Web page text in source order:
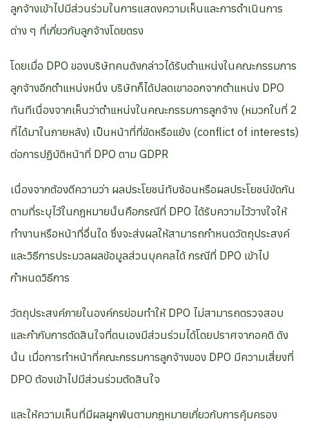
ลูกจ้างเข้าไปมีส่วนร่วมในการแสดงความเห็นและการดำเนินการ
ต่าง ๆ ที่เกี่ยวกับลูกจ้างโดยตรง
โดยเมื่อ DPO ของบริษัทคนดังกล่าวได้รับตำแหน่งในคณะกรรมการ
ลูกจ้างอีกตำแหน่งหนึ่ง บริษัทก็ได้ปลดเขาออกจากตำแหน่ง DPO
ทันทีเนื่องจากเห็นว่าตำแหน่งในคณะกรรมการลูกจ้าง (หมวกใบที่ 2
ที่ได้มาในภายหลัง) เป็นหน้าที่ที่ขัดหรือแย้ง (​conflict of interests)
ต่อการปฏิบัติหน้าที่ DPO ตาม GDPR
เนื่องจากต้องตีความว่า ผลประโยชน์ทับซ้อนหรือผลประโยชน์ขัดกัน
ตามที่ระบุไว้ในกฎหมายนั้นคือกรณีที่ DPO ได้รับความไว้วางใจให้
ทำงานหรือหน้าที่อื่นใด ซึ่งจะส่งผลให้สามารถกำหนดวัตถุประสงค์
และวิธีการประมวลผลข้อมูลส่วนบุคคลได้ กรณีที่ DPO เข้าไป
กำหนดวิธีการ
วัตถุประสงค์ภายในองค์กรย่อมทำให้ DPO ไม่สามารถตรวจสอบ
และกำกับการตัดสินใจที่ตนเองมีส่วนร่วมได้โดยปราศจากอคติ ดัง
นั้น เมื่อการทำหน้าที่คณะกรรมการลูกจ้างของ DPO มีความเสี่ยงที่
DPO ต้องเข้าไปมีส่วนร่วมตัดสินใจ
และให้ความเห็นที่มีผลผูกพันตามกฎหมายเกี่ยวกับการคุ้มครอง